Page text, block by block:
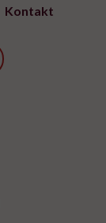
Kontakt